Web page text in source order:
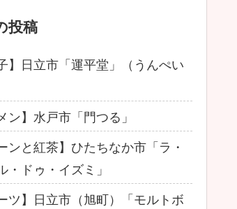
投稿
】日立市「運平堂」（うんぺい
ン】水戸市「門つる」
ンと紅茶】ひたちなか市「ラ・
・ドゥ・イズミ」
ツ】日立市（旭町）「モルトボ